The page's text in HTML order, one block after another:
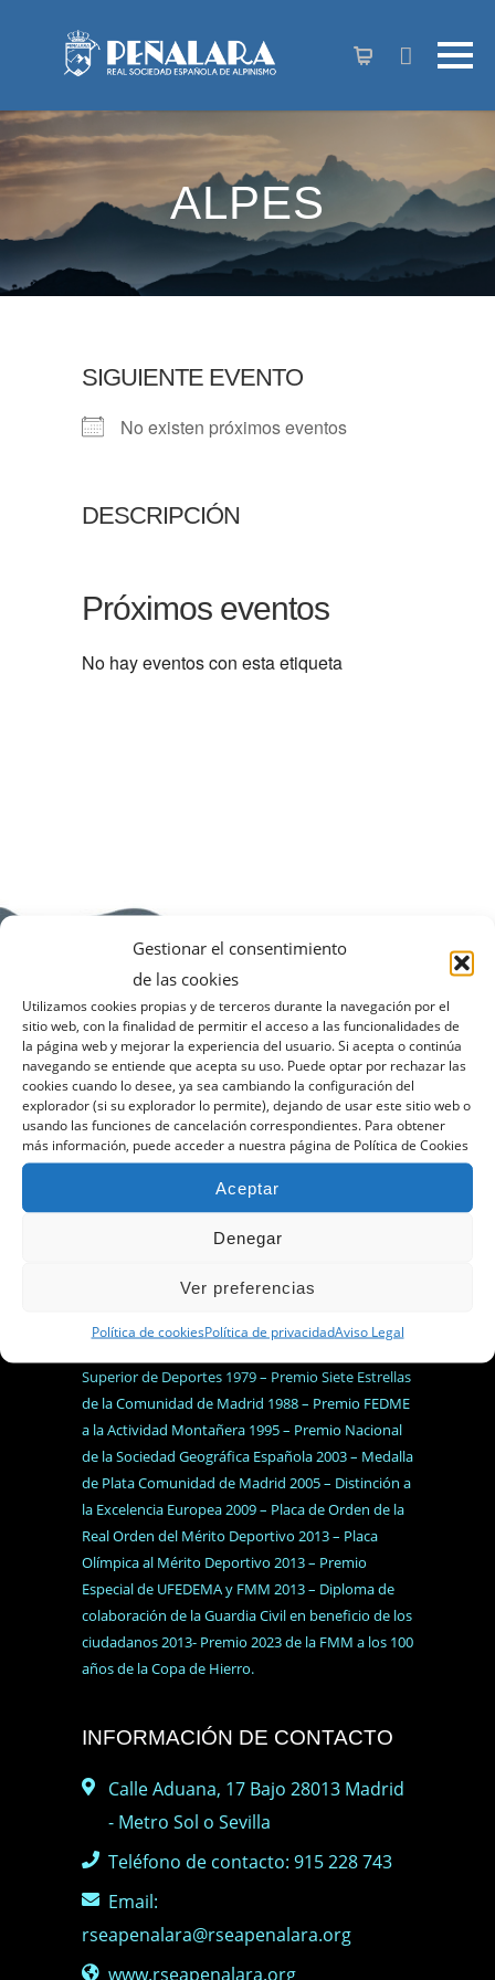
Gestionar el consentimiento
de las cookies
Utilizamos cookies propias y de terceros durante la navegación por el
sitio web, con la finalidad de permitir el acceso a las funcionalidades de
la página web y mejorar la experiencia del usuario. Si acepta o continúa
navegando se entiende que acepta su uso. Puede optar por rechazar las
cookies cuando lo desee, ya sea cambiando la configuración del
explorador (si su explorador lo permite), dejando de usar este sitio web o
usando las funciones de cancelación correspondientes. Para obtener
más información, puede acceder a nuestra página de Política de Cookies
Aceptar
Denegar
Ver preferencias
Política de cookiesPolítica de privacidadAviso Legal
ALPES
SIGUIENTE EVENTO
No existen próximos eventos
DESCRIPCIÓN
Próximos eventos
No hay eventos con esta etiqueta
Sociedad Sin Ánimo de Lucro.
1929 – Miembro del Patronato del Parque
Nacional de la Sierra de Guadarrama – Premio
Superior de Deportes 1979 – Premio Siete Estrellas
de la Comunidad de Madrid 1988 – Premio FEDME
a la Actividad Montañera 1995 – Premio Nacional
de la Sociedad Geográfica Española 2003 – Medalla
de Plata Comunidad de Madrid 2005 – Distinción a
la Excelencia Europea 2009 – Placa de Orden de la
Real Orden del Mérito Deportivo 2013 – Placa
Olímpica al Mérito Deportivo 2013 – Premio
Especial de UFEDEMA y FMM 2013 – Diploma de
colaboración de la Guardia Civil en beneficio de los
ciudadanos 2013- Premio 2023 de la FMM a los 100
años de la Copa de Hierro.
INFORMACIÓN DE CONTACTO
Calle Aduana, 17 Bajo 28013 Madrid
- Metro Sol o Sevilla
Teléfono de contacto: 915 228 743
Email:
rseapenalara@rseapenalara.org
www.rseapenalara.org